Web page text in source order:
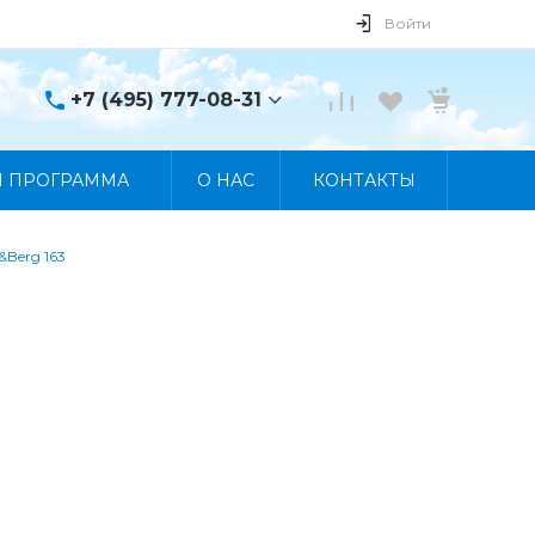
Войти
+7 (495) 777-08-31
+7 (495) 777-08-31
ПРОГРАММА О НАС КОНТАКТЫ
163